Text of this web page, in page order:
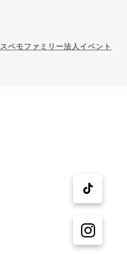
スペモファミリー法人イベント